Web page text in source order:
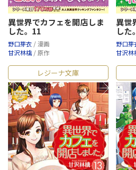
異世界でカフェを開店しま
した。11
野口芽衣 / 漫画
甘沢林檎 / 原作
異世
した
野口芽
甘沢林
レジーナ文庫